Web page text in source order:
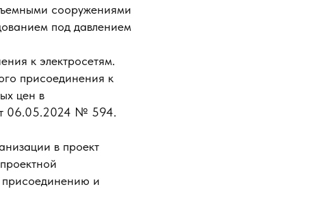
сооружениями
под давлением
к электросетям.
присоединения к
цен в
от 06.05.2024 № 594.
в проект
присоединению и